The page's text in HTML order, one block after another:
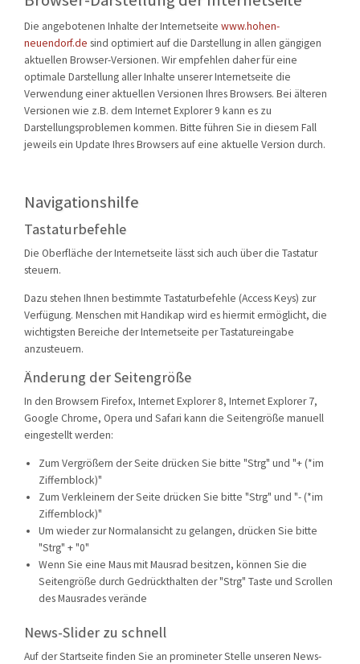
KONTAKT
TECHNIK
EINSÄTZE
Die angebotenen Inhalte der Internetseite www.hohen-
neuendorf.de sind optimiert auf die Darstellung in allen gängigen
aktuellen Browser-Versionen. Wir empfehlen daher für eine
optimale Darstellung aller Inhalte unserer Internetseite die
Verwendung einer aktuellen Versionen Ihres Browsers. Bei älteren
Versionen wie z.B. dem Internet Explorer 9 kann es zu
Darstellungsproblemen kommen. Bitte führen Sie in diesem Fall
jeweils ein Update Ihres Browsers auf eine aktuelle Version durch.
Navigationshilfe
Tastaturbefehle
Die Oberfläche der Internetseite lässt sich auch über die Tastatur
steuern.
Dazu stehen Ihnen bestimmte Tastaturbefehle (Access Keys) zur
Verfügung. Menschen mit Handikap wird es hiermit ermöglicht, die
wichtigsten Bereiche der Internetseite per Tastatureingabe
anzusteuern.
Änderung der Seitengröße
In den Browsern Firefox, Internet Explorer 8, Internet Explorer 7,
Google Chrome, Opera und Safari kann die Seitengröße manuell
eingestellt werden:
Zum Vergrößern der Seite drücken Sie bitte "Strg" und "+ (*im
Ziffernblock)"
Zum Verkleinern der Seite drücken Sie bitte "Strg" und "- (*im
Ziffernblock)"
Um wieder zur Normalansicht zu gelangen, drücken Sie bitte
"Strg" + "0"
Wenn Sie eine Maus mit Mausrad besitzen, können Sie die
Seitengröße durch Gedrückthalten der "Strg" Taste und Scrollen
des Mausrades verände
News-Slider zu schnell
Auf der Startseite finden Sie an promineter Stelle unseren News-